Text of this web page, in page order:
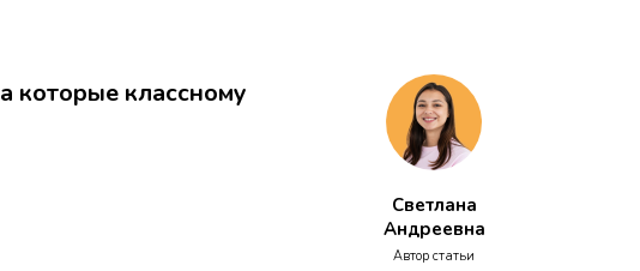
которые классному
Светлана
Андреевна
Автор статьи